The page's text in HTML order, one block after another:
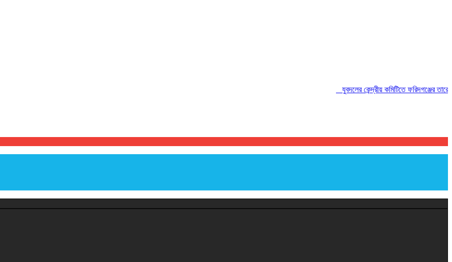
যুবদলের কেন্দ্রীয় কমিটিতে ফরিদগঞ্জের তারেকুর